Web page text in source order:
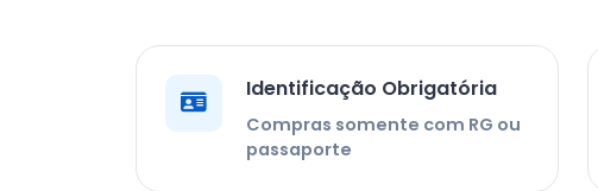
Identificação Obrigatória
Compras somente com RG ou
passaporte